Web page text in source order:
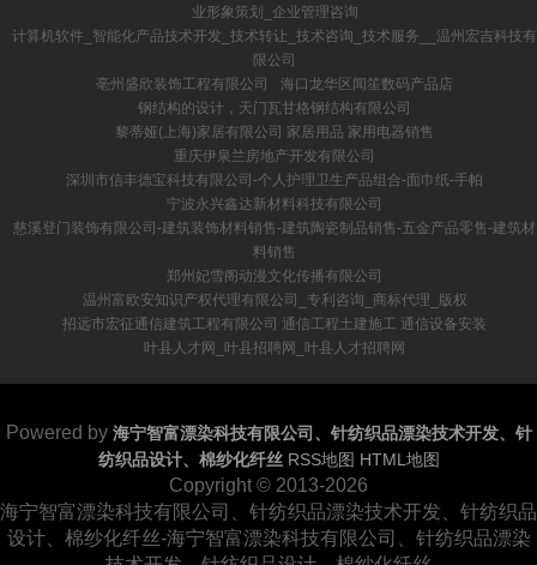
业形象策划_企业管理咨询
计算机软件_智能化产品技术开发_技术转让_技术咨询_技术服务__温州宏吉科技有
限公司
亳州盛欣装饰工程有限公司
海口龙华区闻笙数码产品店
钢结构的设计，天门瓦甘格钢结构有限公司
黎蒂娅(上海)家居有限公司 家居用品 家用电器销售
重庆伊泉兰房地产开发有限公司
深圳市信丰德宝科技有限公司-个人护理卫生产品组合-面巾纸-手帕
宁波永兴鑫达新材料科技有限公司
慈溪登门装饰有限公司-建筑装饰材料销售-建筑陶瓷制品销售-五金产品零售-建筑材
料销售
郑州妃雪阁动漫文化传播有限公司
温州富欧安知识产权代理有限公司_专利咨询_商标代理_版权
招远市宏征通信建筑工程有限公司 通信工程土建施工 通信设备安装
叶县人才网_叶县招聘网_叶县人才招聘网
Powered by 海宁智富漂染科技有限公司、针纺织品漂染技术开发、针
纺织品设计、棉纱化纤丝 RSS地图 HTML地图
Copyright © 2013-2026
海宁智富漂染科技有限公司、针纺织品漂染技术开发、针纺织品
设计、棉纱化纤丝-海宁智富漂染科技有限公司、针纺织品漂染